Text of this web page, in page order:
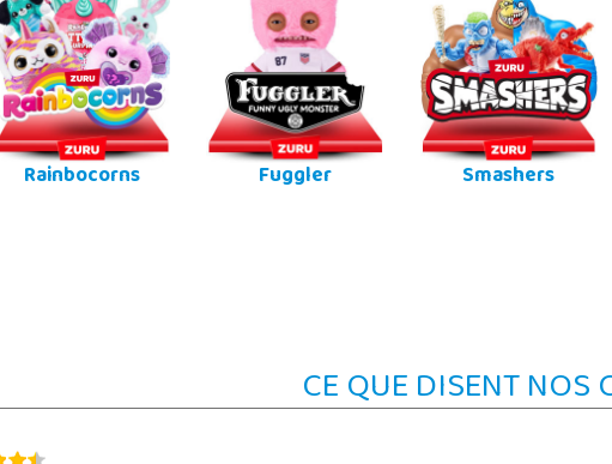
Rainbocorns Fuggler Smashers
CE QUE DISENT NOS